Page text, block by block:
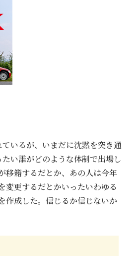
いるが、いまだに沈黙を突き通
い誰がどのような体制で出場し
移籍するだとか、あの人は今年
変更するだとかいったいわゆる
作成した。信じるか信じないか